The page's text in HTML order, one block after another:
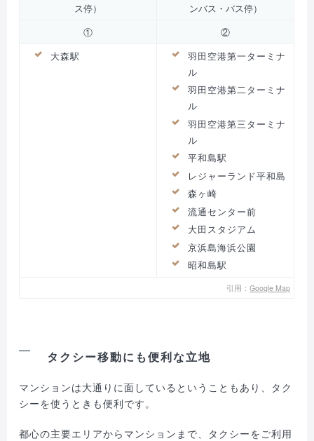
ス停）
ンバス・バス停）
①
②
大森駅
羽田空港第一ターミナ
ル
羽田空港第二ターミナ
ル
羽田空港第三ターミナ
ル
平和島駅
レジャーランド平和島
森ヶ崎
流通センター前
大田スタジアム
京浜島海浜公園
昭和島駅
引用：Google Map
タクシー移動にも便利な立地
マンションは大通りに面しているということもあり、タク
シーを使うときも便利です。
都心の主要エリアからマンションまで、タクシーをご利用